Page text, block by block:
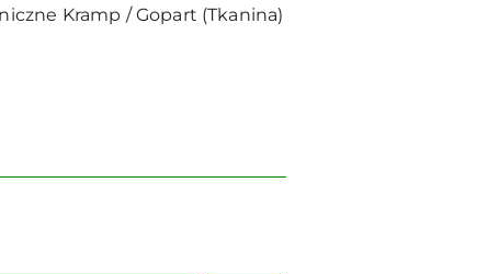
Kramp / Gopart (Tkanina)